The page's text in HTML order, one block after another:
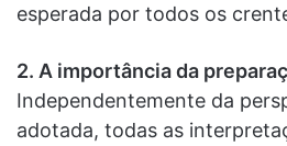
esperada por todos os
2. A importância da
Independentemente da
adotada, todas as